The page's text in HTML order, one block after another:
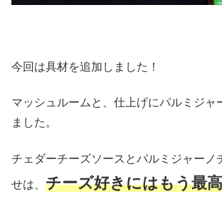
今回は具材を追加しました！
マッシュルームと、仕上げにパルミジャ
ました。
チェダーチーズソースとパルミジャーノ
せは、 チーズ好きにはもう最